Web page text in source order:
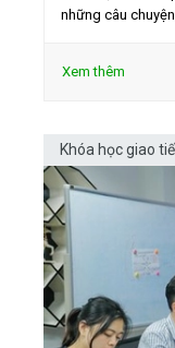
những câu
Xem thêm
Khóa học giao